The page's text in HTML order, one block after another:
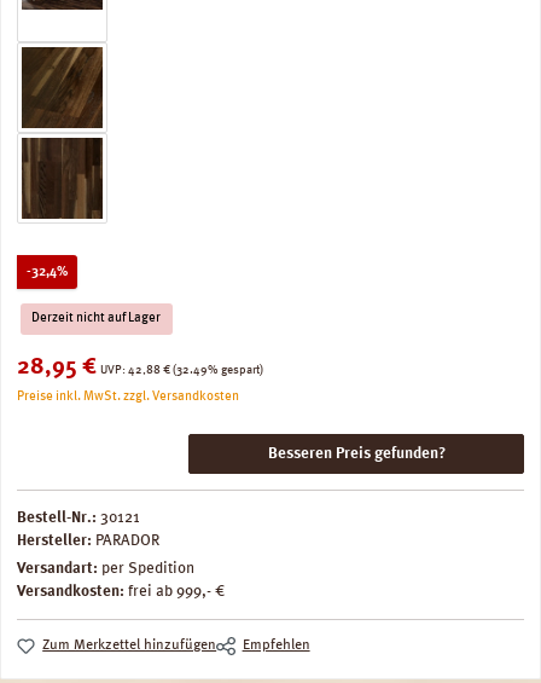
-32,4%Rabatt
Derzeit nicht auf Lager
Verkaufspreis:
28,95 € UVP: Regulärer Preis:
42,88 € (32.49% gespart)
Preise inkl. MwSt. zzgl. Versandkosten
Besseren Preis gefunden?
Bestell-Nr.: 30121
Hersteller: PARADOR
Versandart: per Spedition
Versandkosten: frei ab 999,- €
Zum Merkzettel hinzufügen Empfehlen